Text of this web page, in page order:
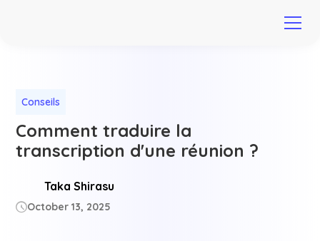
Conseils
Comment traduire la
transcription d'une réunion ?
Taka Shirasu
October 13, 2025